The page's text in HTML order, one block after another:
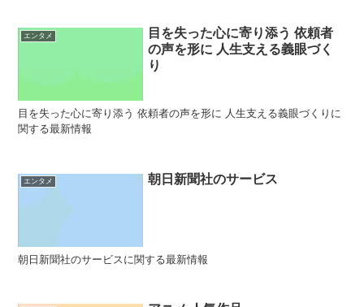
エンタメ
目を失った心に寄り添う 依頼者
の声を形に 人生支える義眼づく
り
目を失った心に寄り添う 依頼者の声を形に 人生支える義眼づくりに
関する最新情報
エンタメ 朝日新聞社のサービス
朝日新聞社のサービスに関する最新情報